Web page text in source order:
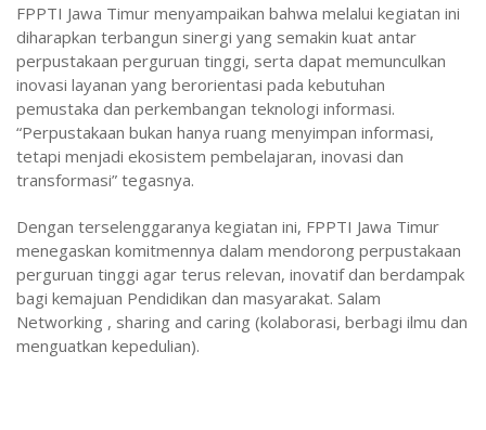
FPPTI Jawa Timur menyampaikan bahwa melalui kegiatan ini
diharapkan terbangun sinergi yang semakin kuat antar
perpustakaan perguruan tinggi, serta dapat memunculkan
inovasi layanan yang berorientasi pada kebutuhan
pemustaka dan perkembangan teknologi informasi.
“Perpustakaan bukan hanya ruang menyimpan informasi,
tetapi menjadi ekosistem pembelajaran, inovasi dan
transformasi” tegasnya.
Dengan terselenggaranya kegiatan ini, FPPTI Jawa Timur
menegaskan komitmennya dalam mendorong perpustakaan
perguruan tinggi agar terus relevan, inovatif dan berdampak
bagi kemajuan Pendidikan dan masyarakat. Salam
Networking , sharing and caring (kolaborasi, berbagi ilmu dan
menguatkan kepedulian).